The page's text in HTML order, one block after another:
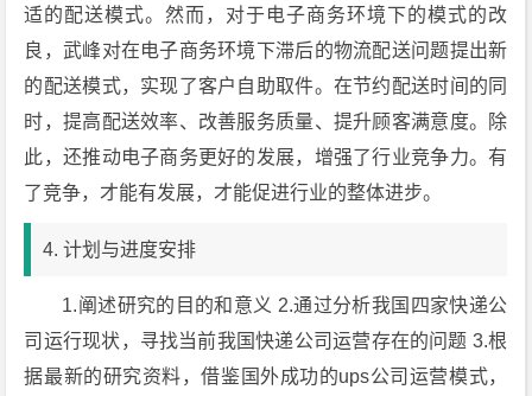
适的配送模式。然而，对于电子商务环境下的模式的改
良，武峰对在电子商务环境下滞后的物流配送问题提出新
的配送模式，实现了客户自助取件。在节约配送时间的同
时，提高配送效率、改善服务质量、提升顾客满意度。除
此，还推动电子商务更好的发展，增强了行业竞争力。有
了竞争，才能有发展，才能促进行业的整体进步。
4. 计划与进度安排
1.阐述研究的目的和意义 2.通过分析我国四家快递公
司运行现状，寻找当前我国快递公司运营存在的问题 3.根
据最新的研究资料，借鉴国外成功的ups公司运营模式，